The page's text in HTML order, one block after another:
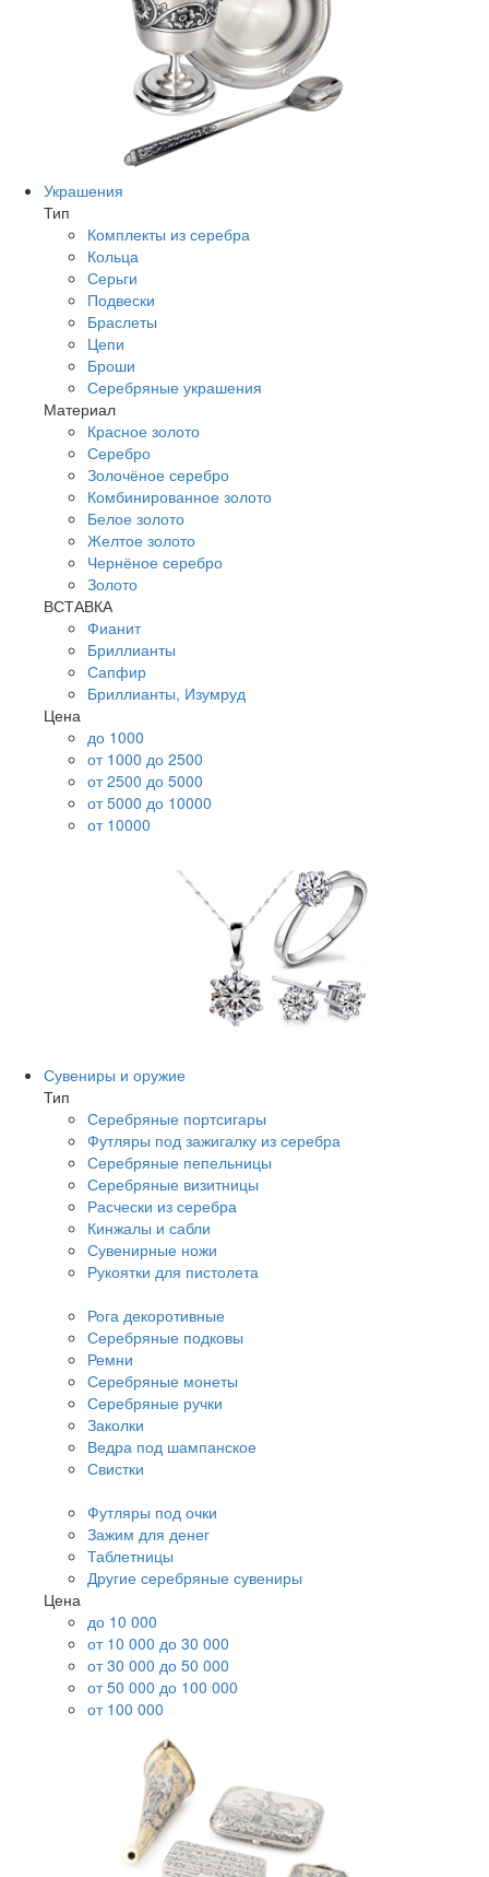
Украшения
Тип
Комплекты из серебра
Кольца
Серьги
Подвески
Браслеты
Цепи
Броши
Серебряные украшения
Материал
Красное золото
Серебро
Золочёное серебро
Комбинированное золото
Белое золото
Желтое золото
Чернёное серебро
Золото
ВСТАВКА
Фианит
Бриллианты
Сапфир
Бриллианты, Изумруд
Цена
до 1000
от 1000 до 2500
от 2500 до 5000
от 5000 до 10000
от 10000
Сувениры и оружие
Тип
Серебряные портсигары
Футляры под зажигалку из серебра
Серебряные пепельницы
Серебряные визитницы
Расчески из серебра
Кинжалы и сабли
Сувенирные ножи
Рукоятки для пистолета
Рога декоротивные
Серебряные подковы
Ремни
Серебряные монеты
Серебряные ручки
Заколки
Ведра под шампанское
Свистки
Футляры под очки
Зажим для денег
Таблетницы
Другие серебряные сувениры
Цена
до 10 000
от 10 000 до 30 000
от 30 000 до 50 000
от 50 000 до 100 000
от 100 000